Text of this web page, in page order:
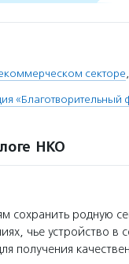
секторе,
НКО
сохранить родную
чье устройство в
получения